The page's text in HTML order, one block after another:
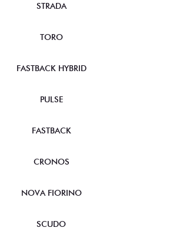
STRADA
TORO
FASTBACK HYBRID
PULSE
FASTBACK
CRONOS
NOVA FIORINO
SCUDO